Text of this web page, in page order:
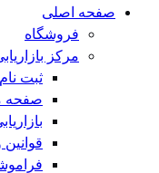
صفحه اصلی
فروشگاه
مرکز
ثبت
صفحه